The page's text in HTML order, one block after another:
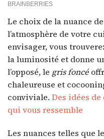
Le choix de la nuance
l’atmosphère de votre
envisager, vous
la luminosité et donne
l’opposé, le gris foncé
chaleureuse et
conviviale. Des idées
qui vous ressemble
Les nuances telles que le